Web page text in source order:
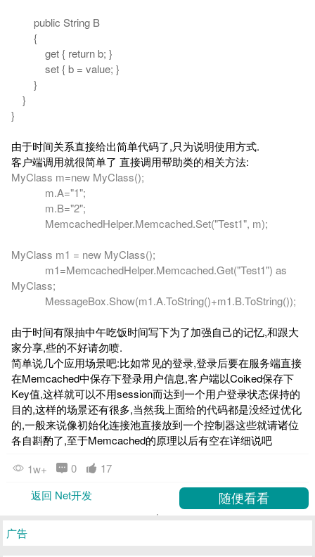
public String B
{
get { return b; }
set { b = value; }
}
}
}
由于时间关系直接给出简单代码了,只为说明使用方式.
客户端调用就很简单了 直接调用帮助类的相关方法:
MyClass m=new MyClass();
m.A="1";
m.B="2";
MemcachedHelper.Memcached.Set("Test1", m);
MyClass m1 = new MyClass();
m1=MemcachedHelper.Memcached.Get("Test1") as
MyClass;
MessageBox.Show(m1.A.ToString()+m1.B.ToString());
由于时间有限抽中午吃饭时间写下为了加强自己的记忆,和跟大
家分享,些的不好请勿喷.
简单说几个应用场景吧:比如常见的登录,登录后要在服务端直接
在Memcached中保存下登录用户信息,客户端以Coiked保存下
Key值,这样就可以不用session而达到一个用户登录状态保持的
目的,这样的场景还有很多,当然我上面给的代码都是没经过优化
的,一般来说像初始化连接池直接放到一个控制器这些就请诸位
各自斟酌了,至于Memcached的原理以后有空在详细说吧
1w+
0
17
返回 Net开发
广告